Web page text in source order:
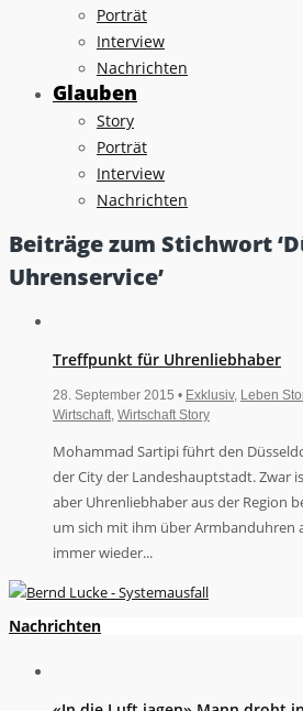
Porträt
Interview
Nachrichten
Glauben
Story
Porträt
Interview
Nachrichten
Beiträge zum Stichwort
Uhrenservice’
Treffpunkt für Uhrenliebhaber
28. September 2015 • Exklusiv, Leben
Wirtschaft Wirtschaft Story
Mohammad Sartipi führt den
der City der Landeshauptstadt. Zwar
aber Uhrenliebhaber aus der Region
um sich mit ihm über Armbanduhren
immer wieder...
Nachrichten